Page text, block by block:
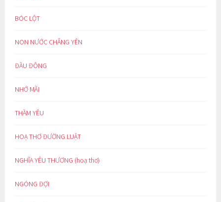
BÓC LỘT
NON NƯỚC CHẲNG YÊN
ĐẦU ĐÔNG
NHỚ MÃI
THẦM YÊU
HOẠ THƠ ĐƯỜNG LUẬT
NGHĨA YÊU THƯƠNG (hoạ thơ)
NGÓNG ĐỢI